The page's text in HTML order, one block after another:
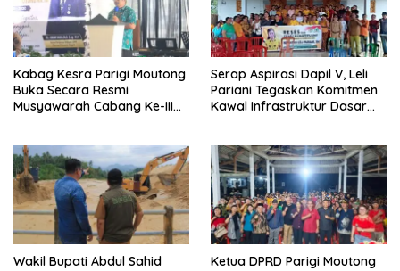
Kabag Kesra Parigi Moutong
Buka Secara Resmi
Musyawarah Cabang Ke-III
Serap Aspirasi Dapil V, Leli
Pariani Tegaskan Komitmen
Kawal Infrastruktur Dasar
Wakil Bupati Abdul Sahid
Ketua DPRD Parigi Moutong